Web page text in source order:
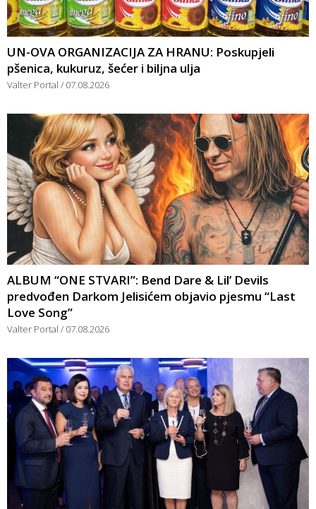
UN-OVA ORGANIZACIJA ZA HRANU: Poskupjeli
pšenica, kukuruz, šećer i biljna ulja
Valter Portal 07.08.2026
ALBUM “ONE STVARI”: Bend Dare & Lil’ Devils
predvođen Darkom Jelisićem objavio pjesmu “Last
Love Song”
Valter Portal 07.08.2026